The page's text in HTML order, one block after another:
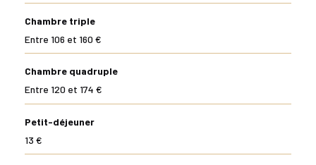
Chambre triple
Entre 106 et 160 €
Chambre quadruple
Entre 120 et 174 €
Petit-déjeuner
13 €